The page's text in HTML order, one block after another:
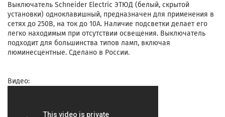
Выключатель Schneider Electric ЭТЮД (белый, скрытой
установки) одноклавишный, предназначен для применения в
сетях до 250В, на ток до 10А. Наличие подсветки делает его
легко находимым при отсутствии освещения. Выключатель
подходит для большинства типов ламп, включая
люминесцентные. Сделано в России.
Видео: